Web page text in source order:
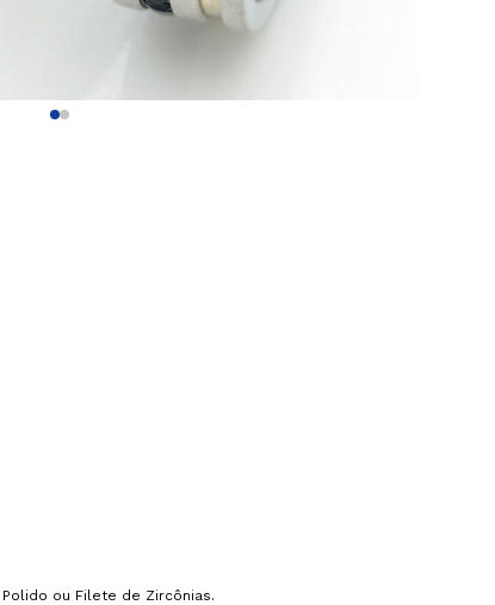
ou Filete de Zircônias.